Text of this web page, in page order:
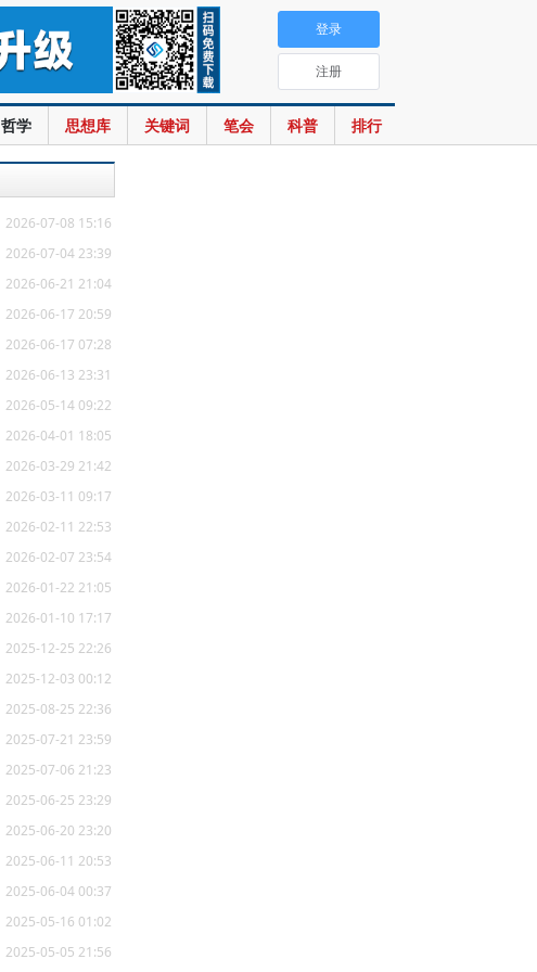
哲学 思想库 关键词 笔会 科普 排行
登录
注册
2026-07-08 15:16
2026-07-04 23:39
2026-06-21 21:04
2026-06-17 20:59
2026-06-17 07:28
2026-06-13 23:31
2026-05-14 09:22
2026-04-01 18:05
2026-03-29 21:42
2026-03-11 09:17
2026-02-11 22:53
2026-02-07 23:54
2026-01-22 21:05
2026-01-10 17:17
2025-12-25 22:26
2025-12-03 00:12
2025-08-25 22:36
2025-07-21 23:59
2025-07-06 21:23
2025-06-25 23:29
2025-06-20 23:20
2025-06-11 20:53
2025-06-04 00:37
2025-05-16 01:02
2025-05-05 21:56